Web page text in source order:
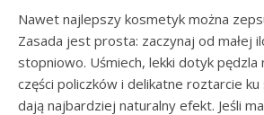
Nawet najlepszy kosmetyk można
Zasada jest prosta: zaczynaj od małej
stopniowo. Uśmiech, lekki dotyk pędzla
części policzków i delikatne roztarcie
dają najbardziej naturalny efekt. Jeśli